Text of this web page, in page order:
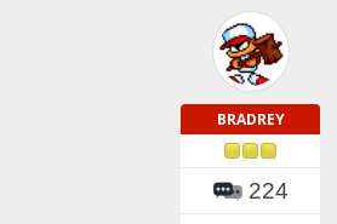
BRADREY
224